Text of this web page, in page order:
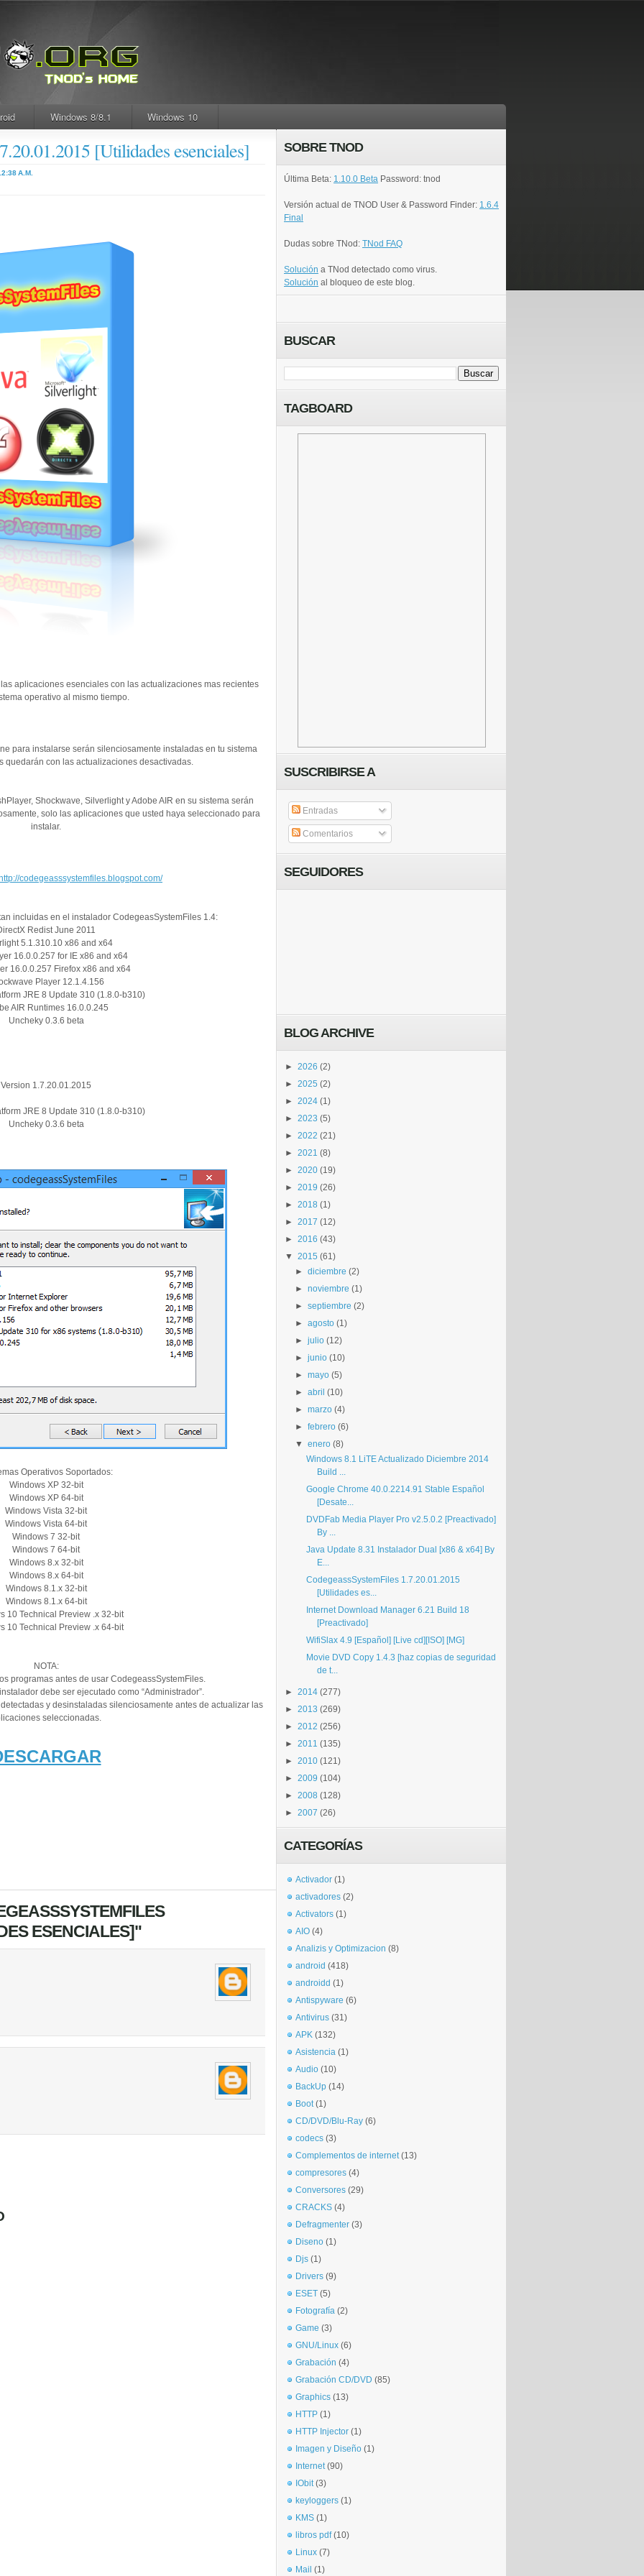
Windows 8/8.1 Windows 10
[Utilidades esenciales]
A.M.
aplicaciones esenciales con las actualizaciones mas recientes
operativo al mismo tiempo.
para instalarse serán silenciosamente instaladas en tu sistema
quedarán con las actualizaciones desactivadas.
Shockwave, Silverlight y Adobe AIR en su sistema serán
solo las aplicaciones que usted haya seleccionado para
instalar.
codegeasssystemfiles.blogspot.com/
incluidas en el instalador CodegeasSystemFiles 1.4:
Redist June 2011
5.1.310.10 x86 and x64
16.0.0.257 for IE x86 and x64
16.0.0.257 Firefox x86 and x64
Player 12.1.4.156
JRE 8 Update 310 (1.8.0-b310)
AIR Runtimes 16.0.0.245
Uncheky 0.3.6 beta
Version 1.7.20.01.2015
JRE 8 Update 310 (1.8.0-b310)
Uncheky 0.3.6 beta
Operativos Soportados:
Windows XP 32-bit
Windows XP 64-bit
Windows Vista 32-bit
Windows Vista 64-bit
Windows 7 32-bit
Windows 7 64-bit
Windows 8.x 32-bit
Windows 8.x 64-bit
Windows 8.1.x 32-bit
Windows 8.1.x 64-bit
10 Technical Preview .x 32-bit
10 Technical Preview .x 64-bit
NOTA:
programas antes de usar CodegeassSystemFiles.
debe ser ejecutado como “Administrador”.
y desinstaladas silenciosamente antes de actualizar las
seleccionadas.
ESENCIALES]"
SOBRE TNOD
Última Beta: 1.10.0 Beta Password: tnod
Versión actual de TNOD User & Password Finder: 1.6.4
Final
Dudas sobre TNod: TNod FAQ
Solución a TNod detectado como virus.
Solución al bloqueo de este blog.
BUSCAR
TAGBOARD
SUSCRIBIRSE A
Entradas
Comentarios
SEGUIDORES
BLOG ARCHIVE
► 2026 (2)
► 2025 (2)
► 2024 (1)
► 2023 (5)
► 2022 (21)
► 2021 (8)
► 2020 (19)
► 2019 (26)
► 2018 (1)
► 2017 (12)
► 2016 (43)
▼ 2015 (61)
►diciembre (2)
►noviembre (1)
►septiembre (2)
►agosto (1)
►julio (12)
►junio (10)
►mayo (5)
►abril (10)
►marzo (4)
►febrero (6)
▼enero (8)
Windows 8.1 LiTE Actualizado Diciembre 2014
Build ...
Google Chrome 40.0.2214.91 Stable Español
[Desate...
DVDFab Media Player Pro v2.5.0.2 [Preactivado]
By ...
Java Update 8.31 Instalador Dual [x86 & x64] By
E...
CodegeassSystemFiles 1.7.20.01.2015
[Utilidades es...
Internet Download Manager 6.21 Build 18
[Preactivado]
WifiSlax 4.9 [Español] [Live cd][ISO] [MG]
Movie DVD Copy 1.4.3 [haz copias de seguridad
de t...
► 2014 (277)
► 2013 (269)
► 2012 (256)
► 2011 (135)
► 2010 (121)
► 2009 (104)
► 2008 (128)
► 2007 (26)
CATEGORÍAS
Activador (1)
activadores (2)
Activators (1)
AIO (4)
Analizis y Optimizacion (8)
android (418)
androidd (1)
Antispyware (6)
Antivirus (31)
APK (132)
Asistencia (1)
Audio (10)
BackUp (14)
Boot (1)
CD/DVD/Blu-Ray (6)
codecs (3)
Complementos de internet (13)
compresores (4)
Conversores (29)
CRACKS (4)
Defragmenter (3)
Diseno (1)
Djs (1)
Drivers (9)
ESET (5)
Fotografía (2)
Game (3)
GNU/Linux (6)
Grabación (4)
Grabación CD/DVD (85)
Graphics (13)
HTTP (1)
HTTP Injector (1)
Imagen y Diseño (1)
Internet (90)
IObit (3)
keyloggers (1)
KMS (1)
libros pdf (10)
Linux (7)
Mail (1)